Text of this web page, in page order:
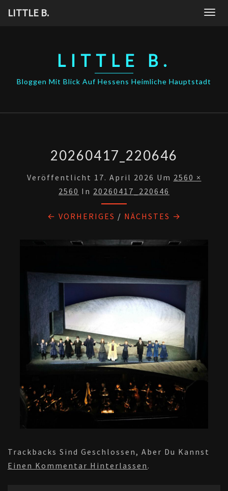
LITTLE B.
LITTLE B.
Bloggen Mit Blick Auf Hessens Heimliche Hauptstadt
20260417_220646
Veröffentlicht 17. April 2026 Um 2560 ×
2560 In 20260417_220646
← VORHERIGES / NÄCHSTES →
Trackbacks Sind Geschlossen, Aber Du Kannst
Einen Kommentar Hinterlassen .